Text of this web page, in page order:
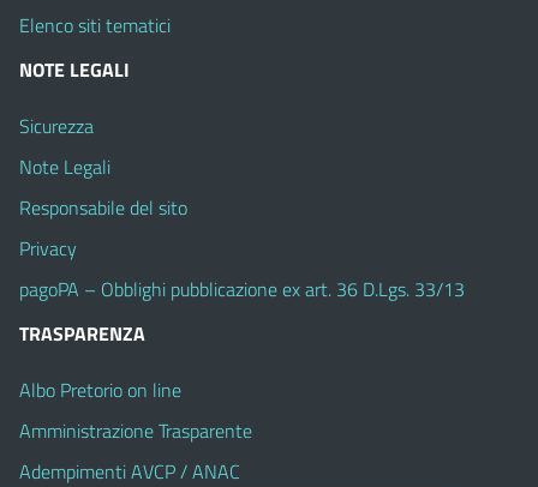
Elenco siti tematici
NOTE LEGALI
Sicurezza
Note Legali
Responsabile del sito
Privacy
pagoPA – Obblighi pubblicazione ex art. 36 D.Lgs. 33/13
TRASPARENZA
Albo Pretorio on line
Amministrazione Trasparente
Adempimenti AVCP / ANAC